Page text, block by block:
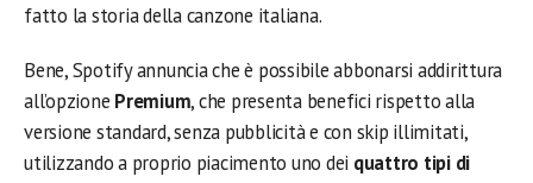
fatto la storia della canzone italiana.
Bene, Spotify annuncia che è possibile abbonarsi addirittura
all’opzione Premium, che presenta benefici rispetto alla
versione standard, senza pubblicità e con skip illimitati,
utilizzando a proprio piacimento uno dei quattro tipi di